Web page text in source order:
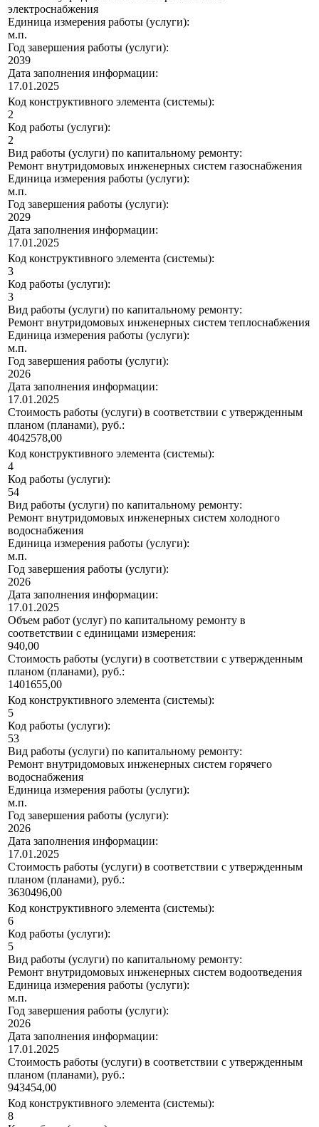
электроснабжения
Единица измерения работы (услуги):
м.п.
Год завершения работы (услуги):
2039
Дата заполнения информации:
17.01.2025
Код конструктивного элемента (системы):
2
Код работы (услуги):
2
Вид работы (услуги) по капитальному ремонту:
Ремонт внутридомовых инженерных систем газоснабжения
Единица измерения работы (услуги):
м.п.
Год завершения работы (услуги):
2029
Дата заполнения информации:
17.01.2025
Код конструктивного элемента (системы):
3
Код работы (услуги):
3
Вид работы (услуги) по капитальному ремонту:
Ремонт внутридомовых инженерных систем теплоснабжения
Единица измерения работы (услуги):
м.п.
Год завершения работы (услуги):
2026
Дата заполнения информации:
17.01.2025
Стоимость работы (услуги) в соответствии с утвержденным
планом (планами), руб.:
4042578,00
Код конструктивного элемента (системы):
4
Код работы (услуги):
54
Вид работы (услуги) по капитальному ремонту:
Ремонт внутридомовых инженерных систем холодного
водоснабжения
Единица измерения работы (услуги):
м.п.
Год завершения работы (услуги):
2026
Дата заполнения информации:
17.01.2025
Объем работ (услуг) по капитальному ремонту в
соответствии с единицами измерения:
940,00
Стоимость работы (услуги) в соответствии с утвержденным
планом (планами), руб.:
1401655,00
Код конструктивного элемента (системы):
5
Код работы (услуги):
53
Вид работы (услуги) по капитальному ремонту:
Ремонт внутридомовых инженерных систем горячего
водоснабжения
Единица измерения работы (услуги):
м.п.
Год завершения работы (услуги):
2026
Дата заполнения информации:
17.01.2025
Стоимость работы (услуги) в соответствии с утвержденным
планом (планами), руб.:
3630496,00
Код конструктивного элемента (системы):
6
Код работы (услуги):
5
Вид работы (услуги) по капитальному ремонту:
Ремонт внутридомовых инженерных систем водоотведения
Единица измерения работы (услуги):
м.п.
Год завершения работы (услуги):
2026
Дата заполнения информации:
17.01.2025
Стоимость работы (услуги) в соответствии с утвержденным
планом (планами), руб.:
943454,00
Код конструктивного элемента (системы):
8